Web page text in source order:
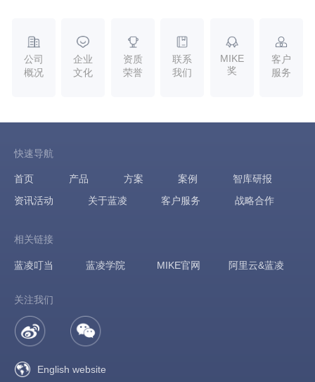
公司
概况
企业
文化
资质
荣誉
联系
我们
MIKE
奖
客户
服务
快速导航
首页 产品 方案 案例
智库研报
资讯活动
关于蓝凌 客户服务 战略合作
相关链接
蓝凌叮当 蓝凌学院 MIKE官网 阿里云&蓝凌
关注我们
English website